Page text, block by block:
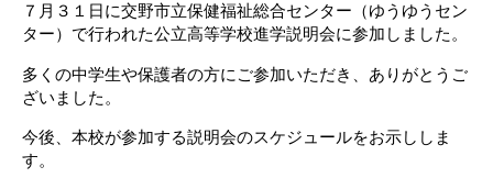
７月３１日に交野市立保健福祉総合センター（ゆうゆうセン
ター）で行われた公立高等学校進学説明会に参加しました。
多くの中学生や保護者の方にご参加いただき、ありがとうご
ざいました。
今後、本校が参加する説明会のスケジュールをお示ししま
す。